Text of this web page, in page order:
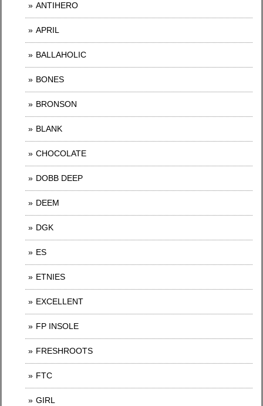
ANTIHERO
APRIL
BALLAHOLIC
BONES
BRONSON
BLANK
CHOCOLATE
DOBB DEEP
DEEM
DGK
ES
ETNIES
EXCELLENT
FP INSOLE
FRESHROOTS
FTC
GIRL